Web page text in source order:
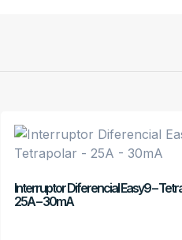
Interruptor Diferencial Easy9 –
25A – 30mA